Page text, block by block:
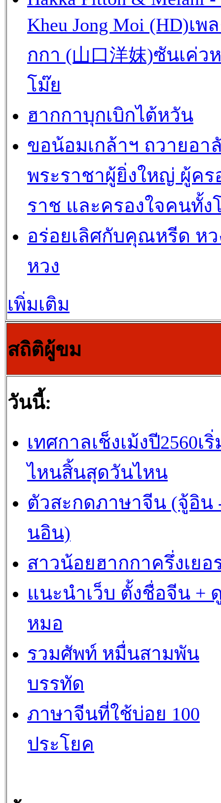
Kheu Jong Moi (HD)เพ
กกา (山口洋妺)ซันเค่ว
โม๊ย
ฮากกาบุกเบิกไต้หวัน
ขอน้อมเกล้าฯ ถวายอา
พระราชาผู้ยิ่งใหญ่ ผู้คร
ราช และครองใจคนทั้ง
อร่อยเลิศกับคุณหรีด หว
หวง
เพิ่มเติม
สถิติผู้ขม
วันนี้:
เทศกาลเช็งเม้งปี2560เ
ไหนสิ้นสุดวันไหน
ตัวสะกดภาษาจีน (จู้อิน
นอิน)
สาวน้อยฮากกาครึ่งเยอ
แนะนำเว็บ ตั้งชื่อจีน +
หมอ
รวมศัพท์ หมื่นสามพัน
บรรทัด
ภาษาจีนที่ใช้บ่อย 100
ประโยค